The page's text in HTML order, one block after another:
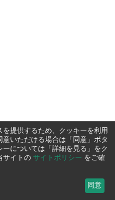
提供するため、クッキーを利用
いただける場合は「同意」ボタ
については「詳細を見る」をク
サイトの サイトポリシー をご確
同意